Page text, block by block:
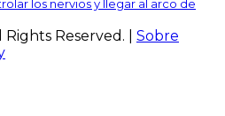
los nervios y llegar al arco de
Reserved. | Sobre